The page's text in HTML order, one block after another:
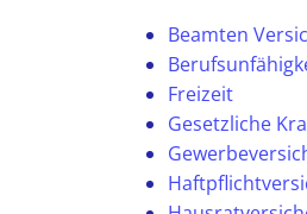
Beamten
Freizeit
Gesetzliche